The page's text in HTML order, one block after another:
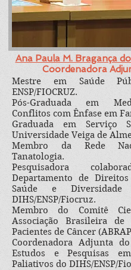
Ana Paula M. Bragança
Coordenadora
Mestre em Saúde
ENSP/FIOCRUZ.
Pós-Graduada em
Conflitos com Ênfase em
Graduada em Serviço
Universidade Veiga de
Membro da Rede
Tanatologia.
Pesquisadora
Departamento de
Saúde e
DIHS/ENSP/Fiocruz.
Membro do Comitê
Associação Brasileira de
Pacientes de Câncer
Coordenadora Adjunta
Estudos e Pesquisas
Paliativos do DIHS/ENSP/